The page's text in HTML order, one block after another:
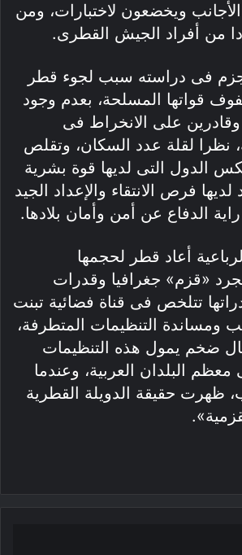
ويخضعون لاختبارات، ومن
من أفراد الجيش القطرى.
فى دراسته سبب لجوء قطر
قواتها المسلحة، بعدم وجود
على الانخراط فى
نظرا لقلة عدد السكان، وتقلص
الدول التى لديها قوة بشرية
فرص الانتقاء والإعداد الجيد
راية الدفاع عن أمن وأمان بلادها.
أعاد قطر لحجمها
«قزم» جغرافيا وقدرات
تتلخص فى قناة فضائية تبنت
ومساندة التنظيمات المتطرفة،
ضخم يمول هذه التنظيمات
معظم البلدان العربية، وعندما
ظهرت حقيقة الدويلة القطرية